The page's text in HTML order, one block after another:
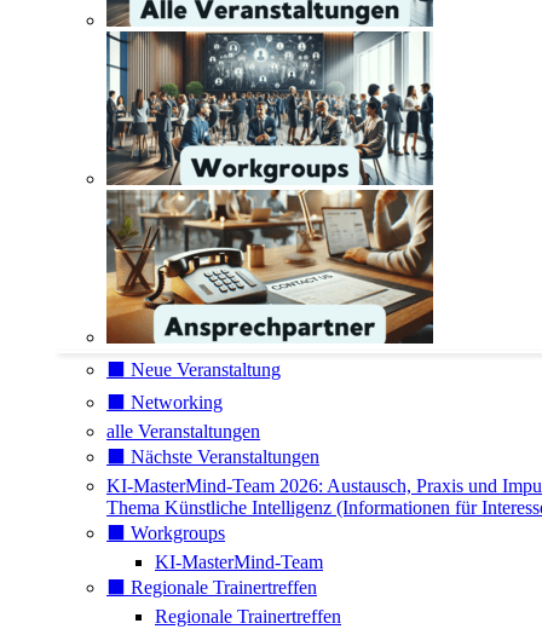
⬛️ Neue Veranstaltung
⬛️ Networking
alle Veranstaltungen
⬛️ Nächste Veranstaltungen
KI-MasterMind-Team 2026: Austausch, Praxis und
Thema Künstliche Intelligenz (Informationen für
⬛️ Workgroups
KI-MasterMind-Team
⬛️ Regionale Trainertreffen
Regionale Trainertreffen